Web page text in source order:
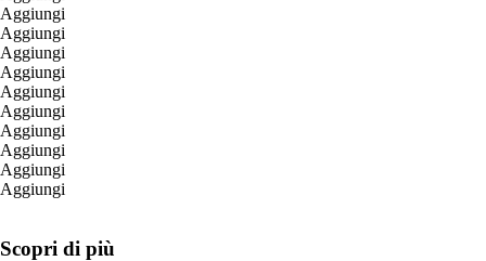
Aggiungi
Aggiungi
Aggiungi
Aggiungi
Aggiungi
Aggiungi
Aggiungi
Aggiungi
Aggiungi
Aggiungi
Scopri di più